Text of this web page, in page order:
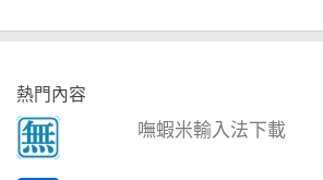
熱門內容
嘸蝦米輸入法下載